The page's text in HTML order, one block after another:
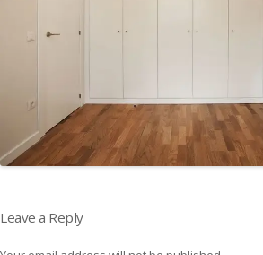
Leave a Reply